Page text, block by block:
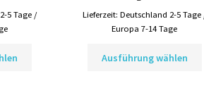
5 Tage /
Lieferzeit:Deutschland 2-5 Tage
Europa 7-14 Tage
Ausführung wählen